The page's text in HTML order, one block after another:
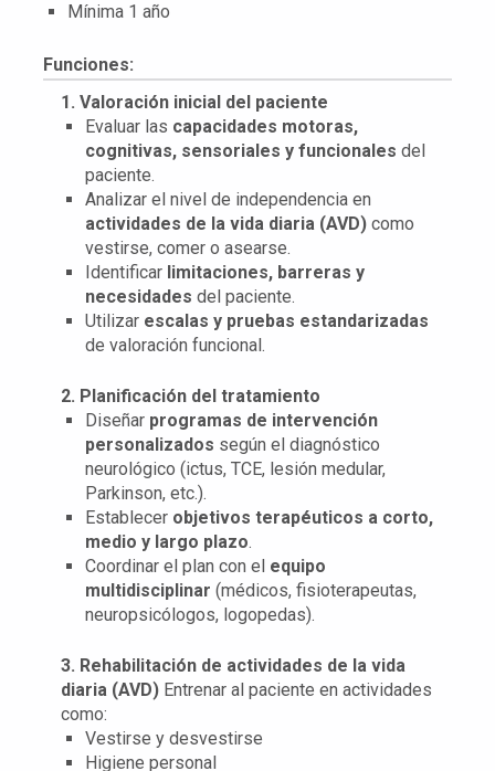
Mínima 1 año
Funciones:
1. Valoración inicial del paciente
Evaluar las capacidades motoras,
cognitivas, sensoriales y funcionales del
paciente.
Analizar el nivel de independencia en
actividades de la vida diaria (AVD)como
vestirse, comer o asearse.
Identificar limitaciones, barreras y
necesidades del paciente.
Utilizar escalas y pruebas estandarizadas
de valoración funcional.
2. Planificación del tratamiento
Diseñar programas de intervención
personalizados según el diagnóstico
neurológico (ictus, TCE, lesión medular,
Parkinson, etc.).
Establecer objetivos terapéuticos a corto,
medio y largo plazo.
Coordinar el plan con el equipo
multidisciplinar (médicos, fisioterapeutas,
neuropsicólogos, logopedas).
3. Rehabilitación de actividades de la vida
diaria (AVD)Entrenar al paciente en actividades
como:
Vestirse y desvestirse
Higiene personal